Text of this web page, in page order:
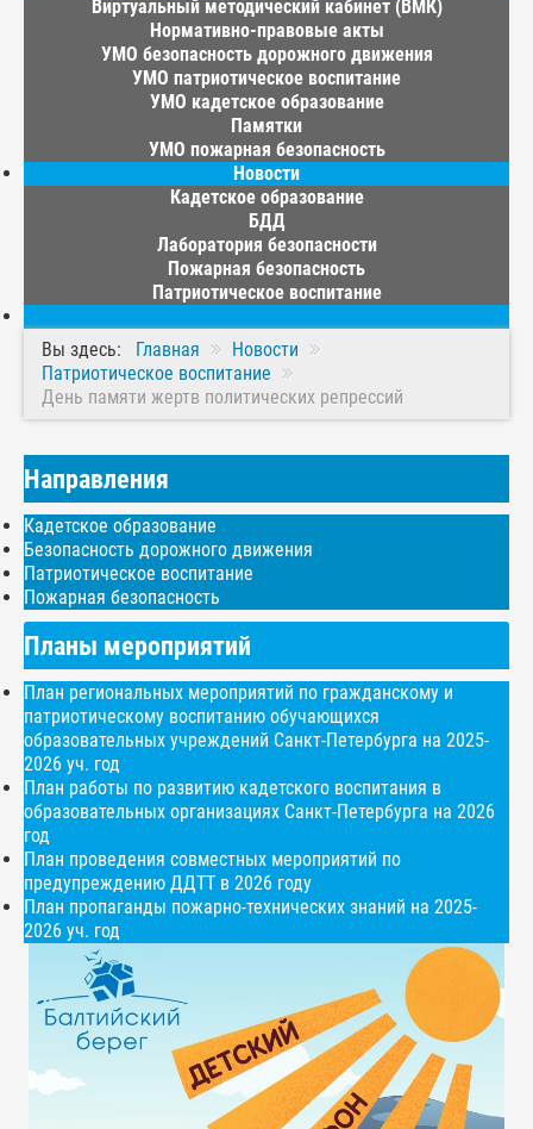
Виртуальный методический кабинет (ВМК)
Нормативно-правовые акты
УМО безопасность дорожного движения
УМО патриотическое воспитание
УМО кадетское образование
Памятки
УМО пожарная безопасность
Новости
Кадетское образование
БДД
Лаборатория безопасности
Пожарная безопасность
Патриотическое воспитание
Вы здесь: Главная
Новости
Патриотическое воспитание
День памяти жертв политических репрессий
Направления
Кадетское образование
Безопасность дорожного движения
Патриотическое воспитание
Пожарная безопасность
Планы мероприятий
План региональных мероприятий по гражданскому и
патриотическому воспитанию обучающихся
образовательных учреждений Санкт-Петербурга на 2025-
2026 уч. год
План работы по развитию кадетского воспитания в
образовательных организациях Санкт-Петербурга на 2026
год
План проведения совместных мероприятий по
предупреждению ДДТТ в 2026 году
План пропаганды пожарно-технических знаний на 2025-
2026 уч. год